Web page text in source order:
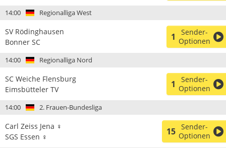
14:00 Regionalliga West
SV Rödinghausen
Bonner SC
1
Sender-
Optionen
14:00 Regionalliga Nord
SC Weiche Flensburg
Eimsbütteler TV
1
Sender-
Optionen
14:00 2. Frauen-Bundesliga
Carl Zeiss Jena ♀
SGS Essen ♀
15 Sender-
Optionen